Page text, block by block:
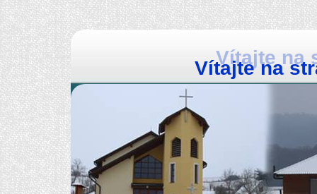
Vítajte na